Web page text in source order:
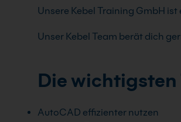
Unsere Kebel Training GmbH
Unser Kebel Team berät dich
Die
AutoCAD effizienter nutzen